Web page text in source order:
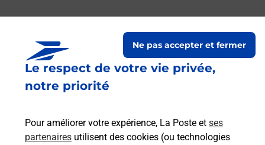
Le respect de votre vie privée,
notre priorité
Pour améliorer votre expérience, La Poste et ses
partenaires utilisent des cookies (ou technologies
Ne pas accepter et fermer
Boîte aux lettres La Poste
Prochaine collecte du courrier vendredi
08h30
41360 Epuisay
Le lien s'ouvre dans un nouvel onglet